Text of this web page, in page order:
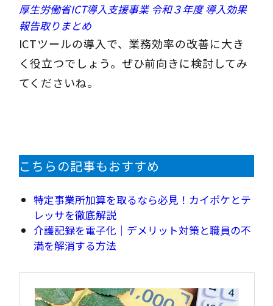
厚生労働省ICT導入支援事業 令和３年度 導入効果
報告取りまとめ
ICTツールの導入で、業務効率の改善に大き
く役立つでしょう。ぜひ前向きに検討してみ
てくださいね。
こちらの記事もおすすめ
特定事業所加算を取るなら必見！カイポケとテ
レッサを徹底解説
介護記録を電子化｜デメリット対策と職員の不
満を解消する方法